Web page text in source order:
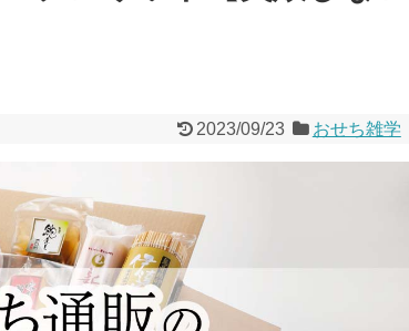
2023/09/23 おせち雑学